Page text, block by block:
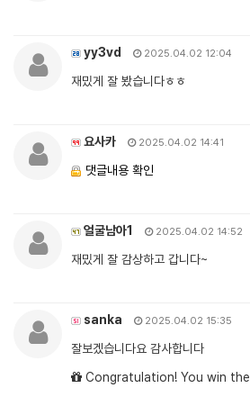
yy3vd 2025.04.02 12:04
재밌게 잘 봤습니다ㅎㅎ
요사카 2025.04.02 14:41
댓글내용 확인
얼굴남아1 2025.04.02 14:52
재밌게 잘 감상하고 갑니다~
sanka 2025.04.02 15:35
잘보겠습니다요 감사합니다
Congratulation! You win the